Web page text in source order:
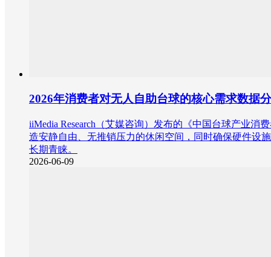
2026年消费者对无人自助台球的核心需求数据
iiMedia Research（艾媒咨询）发布的《中国台球产业
造安静自由、无推销压力的休闲空间，同时确保硬件设
长期青睐。
2026-06-09